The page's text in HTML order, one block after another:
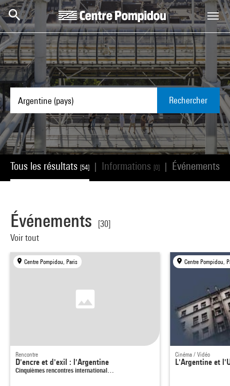
Aller au contenu principal
Centre Pompidou
Rechercher
Tous les résultats [54] Informations [0] Événements
Événements
[30]
Voir tout
Centre Pompidou, Paris
Rencontre
D'encre et d'exil : l'Argentine
Cinquièmes rencontres international…
Centre Pompidou,
Cinéma / Vidéo
L'Argentine et